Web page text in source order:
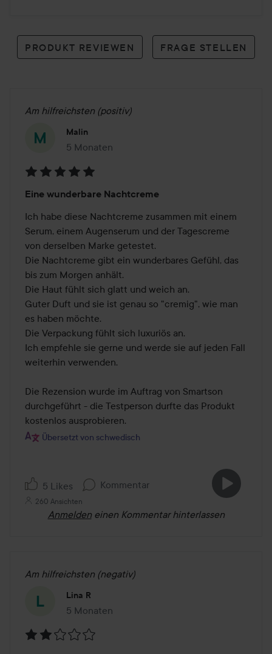
PRODUKT REVIEWEN FRAGE STELLEN
Am hilfreichsten (positiv)
Malin
5 Monaten
Der Beitrag wurde 5 Monaten erstellt
5
von
5
Eine wunderbare Nachtcreme
Ich habe diese Nachtcreme zusammen mit einem
Serum, einem Augenserum und der Tagescreme
von derselben Marke getestet.
Die Nachtcreme gibt ein wunderbares Gefühl, das
bis zum Morgen anhält.
Die Haut fühlt sich glatt und weich an.
Guter Duft und sie ist genau so "cremig", wie man
es haben möchte.
Die Verpackung fühlt sich luxuriös an.
Ich empfehle sie gerne und werde sie auf jeden Fall
weiterhin verwenden.
Die Rezension wurde im Auftrag von Smartson
durchgeführt - die Testperson durfte das Produkt
kostenlos ausprobieren.
Übersetzt von schwedisch
5 Likes Kommentar
260 Ansichten
Anmelden einen Kommentar hinterlassen
Am hilfreichsten (negativ)
Lina R
5 Monaten
Der Beitrag wurde 5 Monaten erstellt